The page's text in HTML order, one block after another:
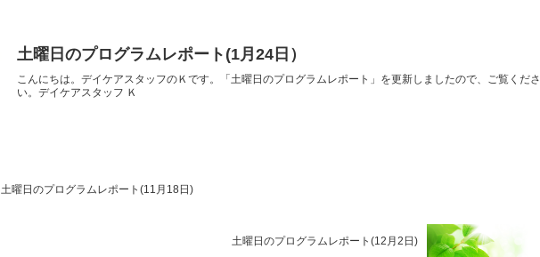
土曜日のプログラムレポート(1月24日）
こんにちは。デイケアスタッフのＫです。「土曜日のプログラムレポート」を更新しましたので、ご覧くださ
い。デイケアスタッフ Ｋ
土曜日のプログラムレポート(11月18日)
土曜日のプログラムレポート(12月2日)